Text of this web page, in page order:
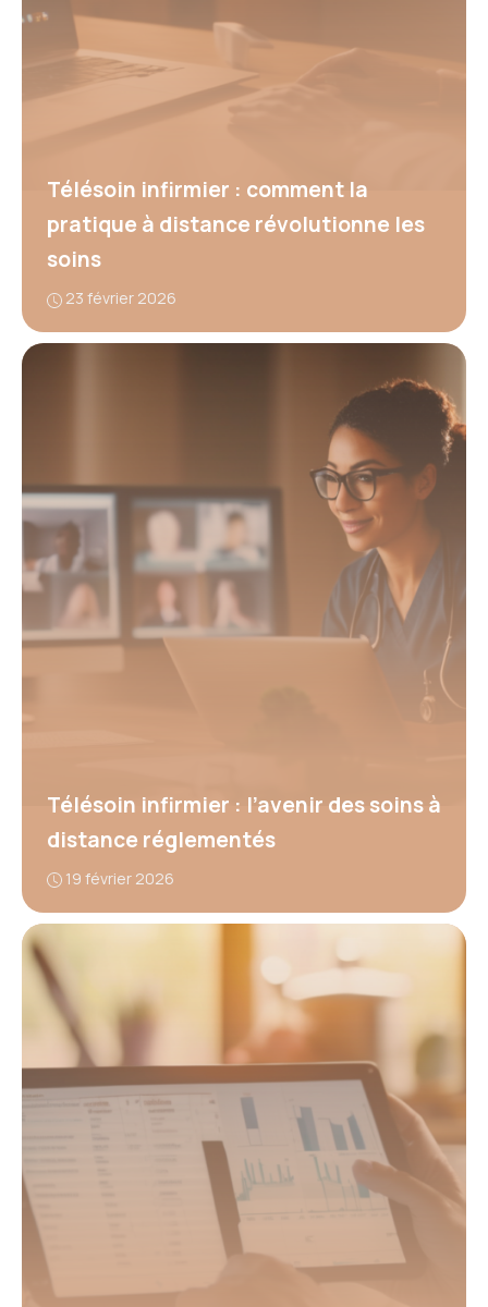
Télésoin infirmier : comment la
pratique à distance révolutionne les
soins
23 février 2026
Télésoin infirmier : l’avenir des soins à
distance réglementés
19 février 2026